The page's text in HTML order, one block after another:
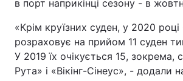
в порт наприкінці сезону - в
«Крім круїзних суден, у 2020
розраховує на прийом 11 суден
У 2019 їх очікується 15, зокрема,
Рута» і «Вікінг-Сінеус», - додали